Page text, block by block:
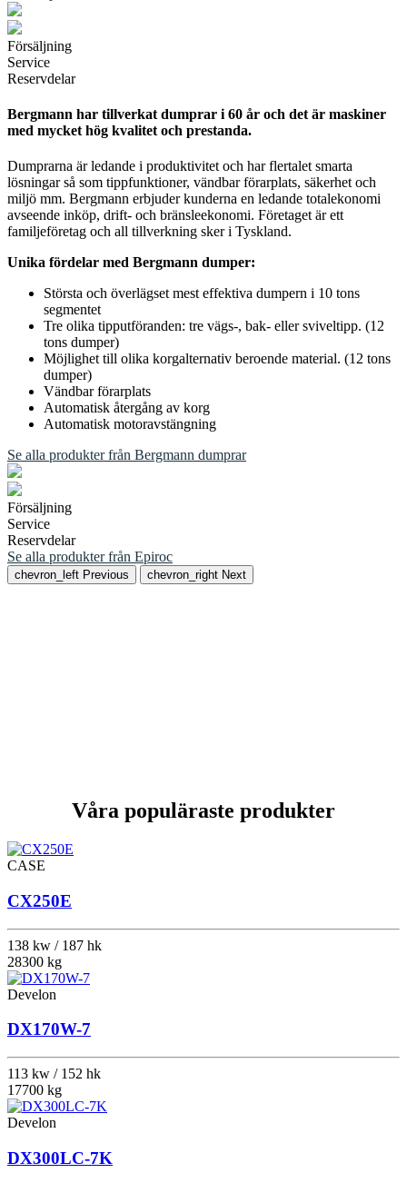
Försäljning
Service
Reservdelar
Bergmann har tillverkat dumprar i 60 år och det är maskiner
med mycket hög kvalitet och prestanda.
Dumprarna är ledande i produktivitet och har flertalet smarta
lösningar så som tippfunktioner, vändbar förarplats, säkerhet och
miljö mm. Bergmann erbjuder kunderna en ledande totalekonomi
avseende inköp, drift- och bränsleekonomi. Företaget är ett
familjeföretag och all tillverkning sker i Tyskland.
Unika fördelar med Bergmann dumper:
Största och överlägset mest effektiva dumpern i 10 tons
segmentet
Tre olika tipputföranden: tre vägs-, bak- eller sviveltipp. (12
tons dumper)
Möjlighet till olika korgalternativ beroende material. (12 tons
dumper)
Vändbar förarplats
Automatisk återgång av korg
Automatisk motoravstängning
Se alla produkter från Bergmann dumprar
Försäljning
Service
Reservdelar
Se alla produkter från Epiroc
chevron_left Previous chevron_right Next
Våra populäraste produkter
CASE
CX250E
138 kw / 187 hk
28300 kg
Develon
DX170W-7
113 kw / 152 hk
17700 kg
Develon
DX300LC-7K